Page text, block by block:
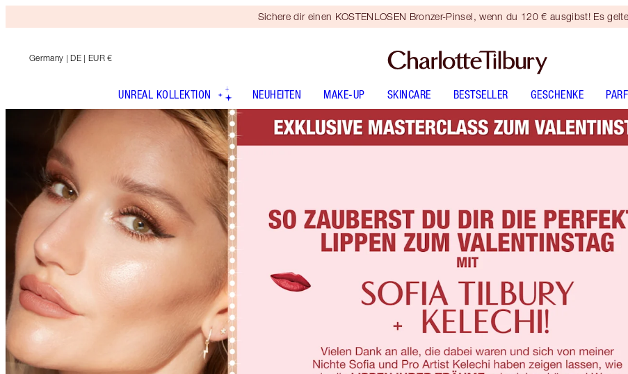
Sichere dir einen KOSTENLOSEN Bronzer-Pinsel, wenn du 120 € ausgibst! Es
Germany | DE | EUR €
UNREAL KOLLEKTION NEUHEITEN MAKE-UP SKINCARE BESTSELLER GESCHENKE